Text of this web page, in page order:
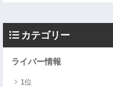
カテゴリー
ライバー情報
1位